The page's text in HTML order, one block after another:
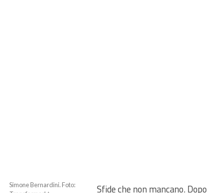
Simone Bernardini. Foto:
Sfide che non mancano. Dopo